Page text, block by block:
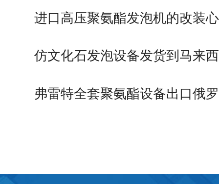
进口高压聚氨酯发泡机的改装
仿文化石发泡设备发货到马来
弗雷特全套聚氨酯设备出口俄